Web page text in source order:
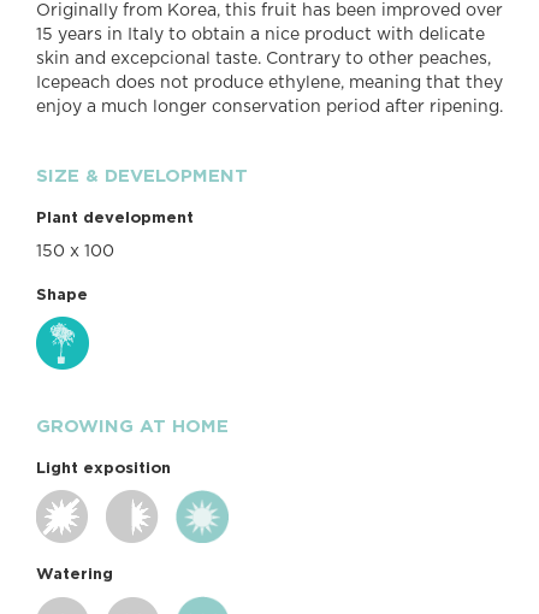
Originally from Korea, this fruit has been improved over
15 years in Italy to obtain a nice product with delicate
skin and excepcional taste. Contrary to other peaches,
Icepeach does not produce ethylene, meaning that they
enjoy a much longer conservation period after ripening.
SIZE & DEVELOPMENT
Plant development
150 x 100
Shape
GROWING AT HOME
Light exposition
Watering